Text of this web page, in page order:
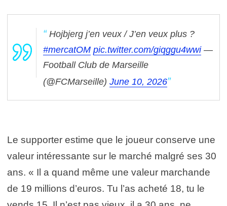
Hojbjerg j’en veux / J’en veux plus ?
#mercatOM pic.twitter.com/giqggu4wwi —
Football Club de Marseille
(@FCMarseille) June 10, 2026
Le supporter estime que le joueur conserve une
valeur intéressante sur le marché malgré ses 30
ans. « Il a quand même une valeur marchande
de 19 millions d’euros. Tu l’as acheté 18, tu le